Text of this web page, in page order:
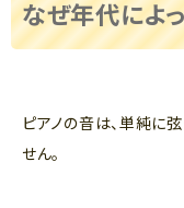
なぜ年代によ
ピアノの音は、単純に
せん。